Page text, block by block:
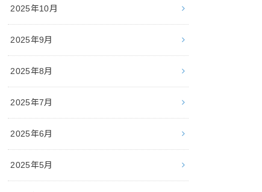
2025年10月
2025年9月
2025年8月
2025年7月
2025年6月
2025年5月